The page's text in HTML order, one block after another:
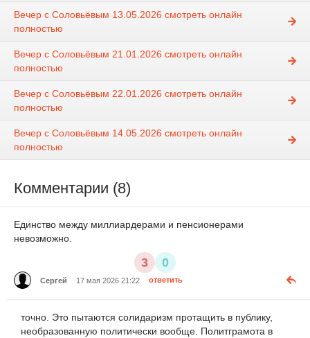
Вечер с Соловьёвым 13.05.2026 смотреть онлайн
полностью
Вечер с Соловьёвым 21.01.2026 смотреть онлайн
полностью
Вечер с Соловьёвым 22.01.2026 смотреть онлайн
полностью
Вечер с Соловьёвым 14.05.2026 смотреть онлайн
полностью
Комментарии (8)
Единство между миллиардерами и пенсионерами
невозможно.
3 0
Сергей 17 мая 2026 21:22 ответить
точно. Это пытаются солидаризм протащить в публику,
необразованную политически вообще. Политграмота в